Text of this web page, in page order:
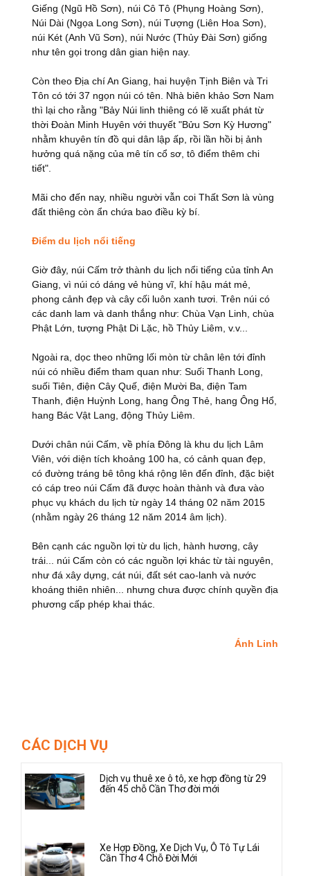
Giếng (Ngũ Hồ Sơn), núi Cô Tô (Phụng Hoàng Sơn),
Núi Dài (Ngọa Long Sơn), núi Tượng (Liên Hoa Sơn),
núi Két (Anh Vũ Sơn), núi Nước (Thủy Đài Sơn) giống
như tên gọi trong dân gian hiện nay.
Còn theo Địa chí An Giang, hai huyện Tịnh Biên và Tri
Tôn có tới 37 ngọn núi có tên. Nhà biên khảo Sơn Nam
thì lại cho rằng "Bảy Núi linh thiêng có lẽ xuất phát từ
thời Đoàn Minh Huyên với thuyết "Bửu Sơn Kỳ Hương"
nhằm khuyên tín đồ qui dân lập ấp, rồi lần hồi bị ảnh
hưởng quá nặng của mê tín cổ sơ, tô điểm thêm chi
tiết".
Mãi cho đến nay, nhiều người vẫn coi Thất Sơn là vùng
đất thiêng còn ẩn chứa bao điều kỳ bí.
Điểm du lịch nổi tiếng
Giờ đây, núi Cấm trở thành du lịch nổi tiếng của tỉnh An
Giang, vì núi có dáng vẻ hùng vĩ, khí hậu mát mẻ,
phong cảnh đẹp và cây cối luôn xanh tươi. Trên núi có
các danh lam và danh thắng như: Chùa Vạn Linh, chùa
Phật Lớn, tượng Phật Di Lặc, hồ Thủy Liêm, v.v...
Ngoài ra, dọc theo những lối mòn từ chân lên tới đỉnh
núi có nhiều điểm tham quan như: Suối Thanh Long,
suối Tiên, điện Cây Quế, điện Mười Ba, điện Tam
Thanh, điện Huỳnh Long, hang Ông Thẻ, hang Ông Hổ,
hang Bác Vật Lang, động Thủy Liêm.
Dưới chân núi Cấm, về phía Đông là khu du lịch Lâm
Viên, với diện tích khoảng 100 ha, có cảnh quan đẹp,
có đường tráng bê tông khá rộng lên đến đỉnh, đặc biệt
có cáp treo núi Cấm đã được hoàn thành và đưa vào
phục vụ khách du lịch từ ngày 14 tháng 02 năm 2015
(nhằm ngày 26 tháng 12 năm 2014 âm lịch).
Bên cạnh các nguồn lợi từ du lịch, hành hương, cây
trái... núi Cấm còn có các nguồn lợi khác từ tài nguyên,
như đá xây dựng, cát núi, đất sét cao-lanh và nước
khoáng thiên nhiên... nhưng chưa được chính quyền địa
phương cấp phép khai thác.
Ánh Linh
CÁC DỊCH VỤ
Dịch vụ thuê xe ô tô, xe hợp đồng từ 29
đến 45 chỗ Cần Thơ đời mới
Xe Hợp Đồng, Xe Dịch Vụ, Ô Tô Tự Lái
Cần Thơ 4 Chỗ Đời Mới